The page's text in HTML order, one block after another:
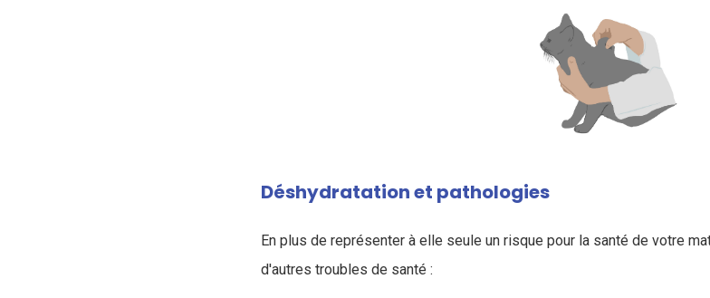
Déshydratation et pathologies
En plus de représenter à elle seule un risque pour la santé de votre
d'autres troubles de santé :